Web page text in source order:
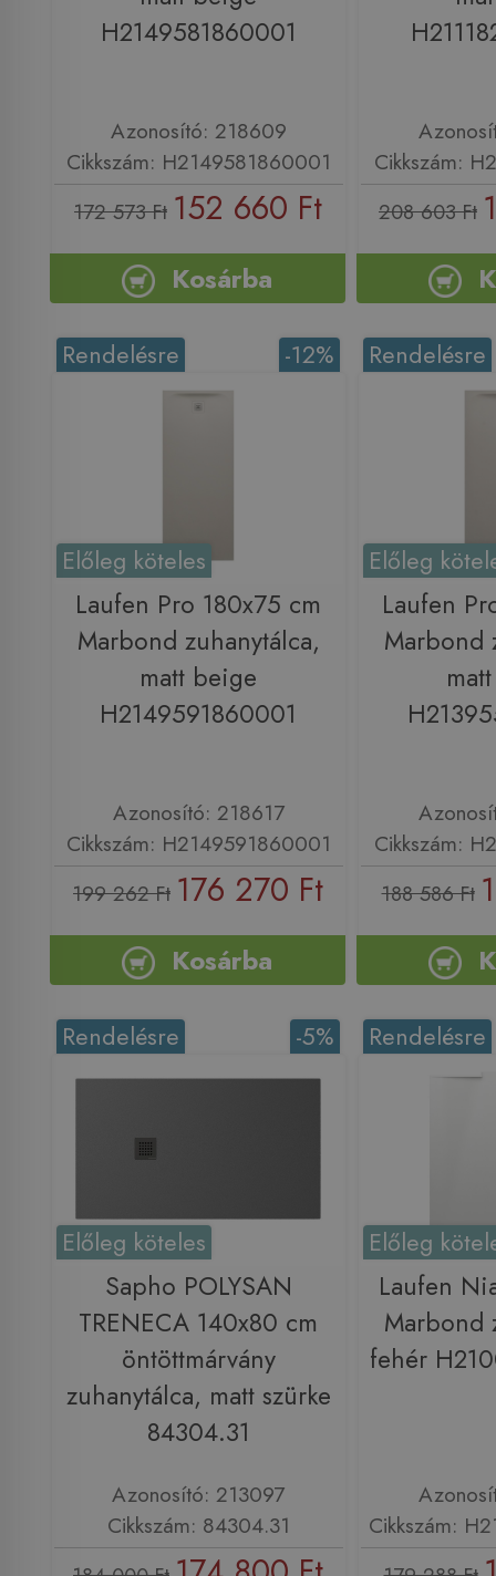
H2149581860001
Azonosító: 218609
Cikkszám: H2149581860001
172 573 Ft 152 660 Ft
Kosárba
Cikkszám:
208 603 Ft
-12%
Rendelésre
Előleg köteles
Laufen Pro 180x75 cm
Marbond zuhanytálca,
matt beige
H2149591860001
Azonosító: 218617
Cikkszám: H2149591860001
199 262 Ft 176 270 Ft
Kosárba
Rendelésre
Előleg
Laufen
Marbond
Cikkszám:
188 586 Ft
-5%
Rendelésre
Előleg köteles
Sapho POLYSAN
TRENECA 140x80 cm
öntöttmárvány
zuhanytálca, matt szürke
84304.31
Azonosító: 213097
Cikkszám: 84304.31
Rendelésre
Előleg
Laufen
Marbond
fehér
Cikkszám: